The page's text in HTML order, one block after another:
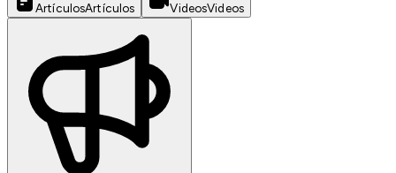
ArtículosArtículos VideosVideos